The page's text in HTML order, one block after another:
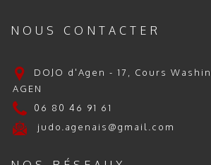
NOUS CONTACTER
DOJO d'Agen - 17, Cours
AGEN
06 80 46 91 61
judo.agenais@gmail.com